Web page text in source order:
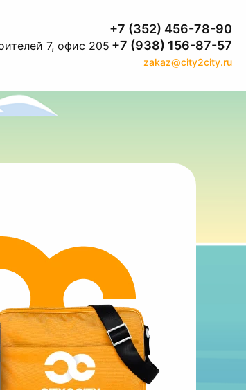
7, офис 205
+7 (352) 456-78-90
+7 (938) 156-87-57
zakaz@city2city.ru